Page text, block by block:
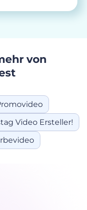
von
Video Ersteller!